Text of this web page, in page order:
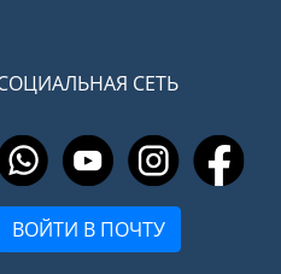
СЕТЬ
ВОЙТИ В ПОЧТУ